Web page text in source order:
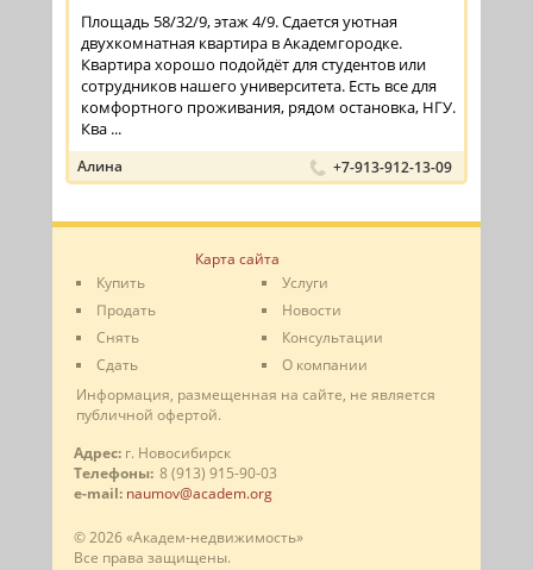
Площадь 58/32/9, этаж 4/9. Сдается уютная
двухкомнатная квартира в Академгородке.
Квартира хорошо подойдёт для студентов или
сотрудников нашего университета. Есть все для
комфортного проживания, рядом остановка, НГУ.
Ква ...
Алина +7-913-912-13-09
Карта сайта
Купить
Продать
Снять
Сдать
Услуги
Новости
Консультации
О компании
Информация, размещенная на сайте, не является
публичной офертой.
Адрес: г. Новосибирск
Телефоны: 8 (913) 915-90-03
e-mail: naumov@academ.org
© 2026 «Академ-недвижимость»
Все права защищены.